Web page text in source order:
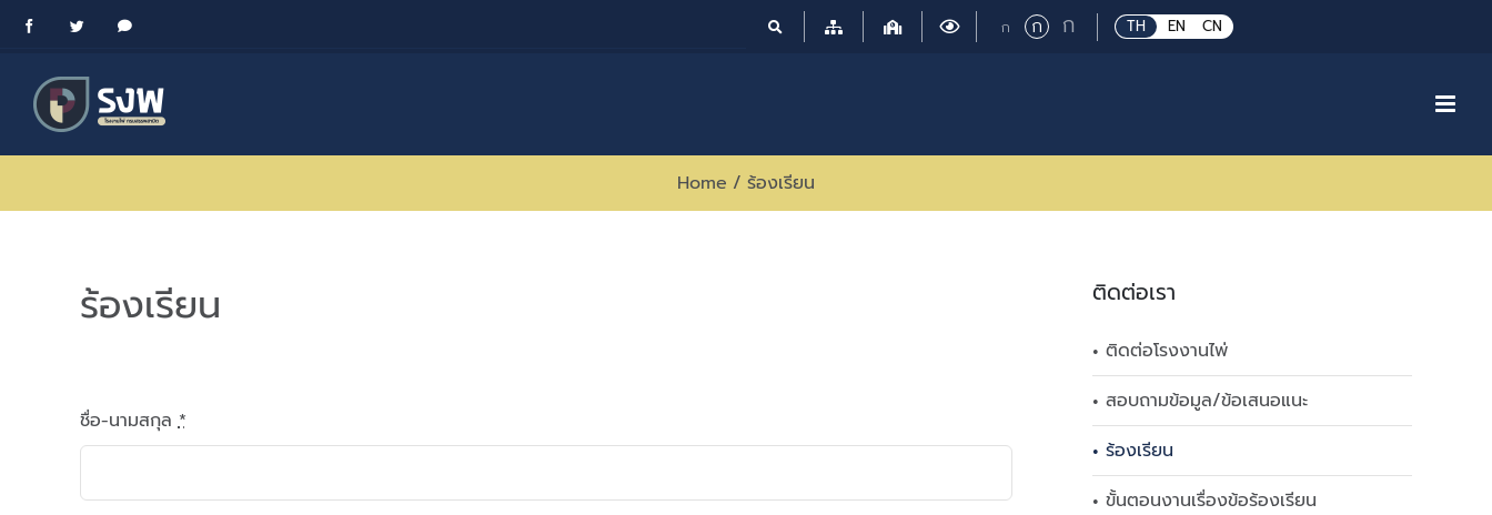
Skip
FacebookTwitter Messenger TH EN CN
ก Small
กRegular
กLarge
font
Home / ร้องเรียน
ร้องเรียน
ชื่อ-นามสกุล*
ติดต่อเรา
ติดต่อโรงงานไพ่
สอบถามข้อมูล/ข้อเสนอแนะ
ร้องเรียน
ขั้นตอนงานเรื่องข้อร้องเรียน